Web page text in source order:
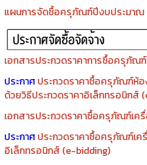
แผนการจัดซื้อครุภัณฑ์ปีงบประมา
เอกสารประกวดราคาการซื้อครุภั
ประกาศประกวดราคาซื้อครุภัณฑ์ห้
ด้วยวิธีประกวดราคาอิเล็กทรอนิกส์
เอกสารประกวดราคาซื้อครุภัณฑ์เ
ประกาศประกวดราคาซื้อครุภัณฑ์เ
อิเล็กทรอนิกส์ (e-bidding)